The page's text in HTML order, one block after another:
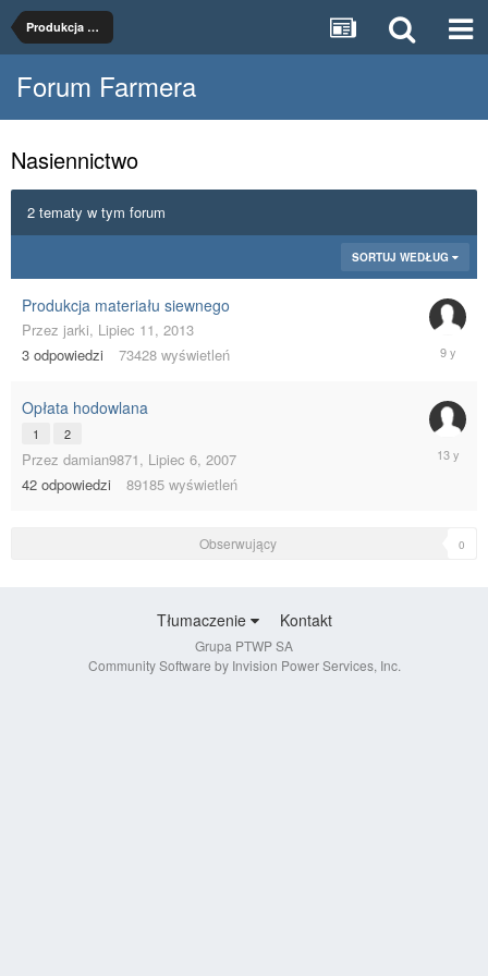
Produkcja roślinna
Forum Farmera
Nasiennictwo
2 tematy w tym forum
SORTUJ WEDŁUG
Produkcja materiału siewnego
Przez jarki, Lipiec 11, 2013
3 odpowiedzi 73428 wyświetleń
Styczeń
11,
Opłata hodowlana
1 2
Przez damian9871, Lipiec 6, 2007
42 odpowiedzi 89185 wyświetleń
Maj
18,
Obserwujący 0
Tłumaczenie Kontakt
Grupa PTWP SA
Community Software by Invision Power Services, Inc.